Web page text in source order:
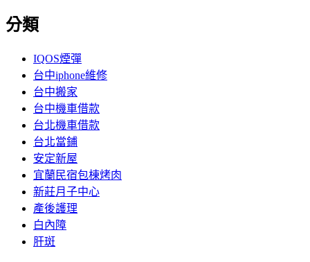
分類
IQOS煙彈
台中iphone維修
台中搬家
台中機車借款
台北機車借款
台北當鋪
安定新屋
宜蘭民宿包棟烤肉
新莊月子中心
產後護理
白內障
肝斑